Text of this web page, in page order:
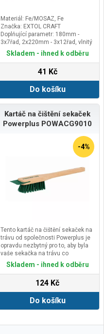
Materiál: Fe/MOSAZ, Fe
Značka: EXTOL CRAFT
Doplňující parametr: 180mm -
3x7řad, 2x220mm - 3x12řad, vlnitý
drátSkladem - ihned k odběru
41 Kč
Do košíku
Kartáč na čištění sekaček
Powerplus POWACG9010
-4%
Tento kartáč na čištění sekaček na
trávu od společnosti Powerplus je
opravdu nezbytný pro to, aby byla
vaše sekačka na trávu co
nejefektivnější a bezpečnější.
Po každém sečení trávníku
vyčistíte šasi a kolečka a tím
prodlužujete životnost zařízení.
S dlouhou dřevěnou rukojetí a
škrabkou se snadno dostanete
snadno odstraní mokrou trávu.
Skladem - ihned k odběru
124 Kč
Do košíku